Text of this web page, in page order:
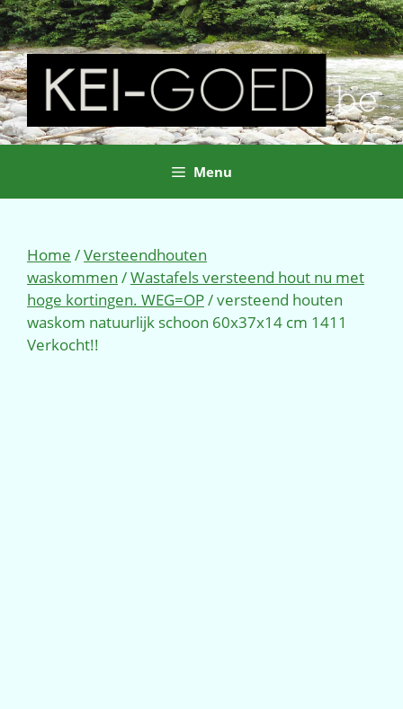
Ga
naar
de
inhoud
Menu
Home /Versteendhouten
waskommen /Wastafels versteend hout nu met
hoge kortingen. WEG=OP/ versteend houten
waskom natuurlijk schoon 60x37x14 cm 1411
Verkocht!!